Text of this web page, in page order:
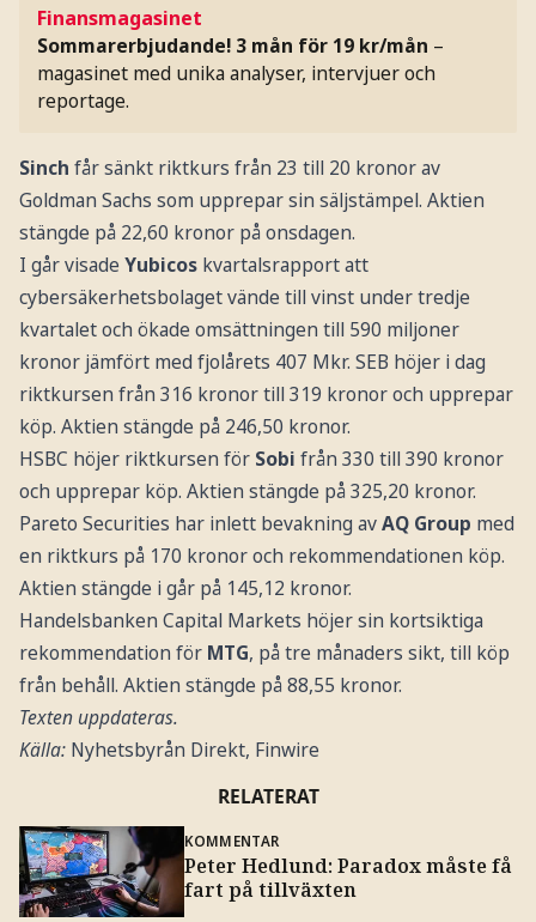
Finansmagasinet
Sommarerbjudande! 3 mån för 19 kr/mån –
magasinet med unika analyser, intervjuer och
reportage.
Sinch får sänkt riktkurs från 23 till 20 kronor av
Goldman Sachs som upprepar sin säljstämpel. Aktien
stängde på 22,60 kronor på onsdagen.
I går visade Yubicoskvartalsrapport att
cybersäkerhetsbolaget vände till vinst under tredje
kvartalet och ökade omsättningen till 590 miljoner
kronor jämfört med fjolårets 407 Mkr. SEB höjer i dag
riktkursen från 316 kronor till 319 kronor och upprepar
köp. Aktien stängde på 246,50 kronor.
HSBC höjer riktkursen för Sobi från 330 till 390 kronor
och upprepar köp. Aktien stängde på 325,20 kronor.
Pareto Securities har inlett bevakning avAQ Group med
en riktkurs på 170 kronor och rekommendationen köp.
Aktien stängde i går på 145,12 kronor.
Handelsbanken Capital Markets höjer sin kortsiktiga
rekommendation för MTG, på tre månaders sikt, till köp
från behåll. Aktien stängde på 88,55 kronor.
Texten uppdateras.
Källa:Nyhetsbyrån Direkt, Finwire
RELATERAT
KOMMENTAR
Peter Hedlund: Paradox måste få
fart på tillväxten